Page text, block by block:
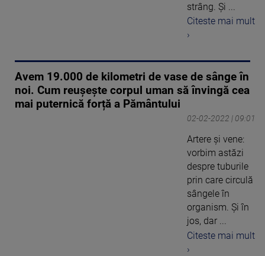
strâng. Şi ...
Citeste mai mult
›
Avem 19.000 de kilometri de vase de sânge în
noi. Cum reușește corpul uman să învingă cea
mai puternică forță a Pământului
02-02-2022 | 09:01
Artere și vene:
vorbim astăzi
despre tuburile
prin care circulă
sângele în
organism. Și în
jos, dar ...
Citeste mai mult
›